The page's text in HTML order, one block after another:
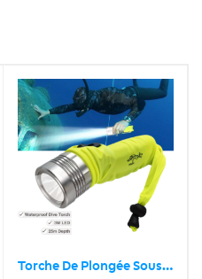
Torche De Plongée Sous Marine étanche